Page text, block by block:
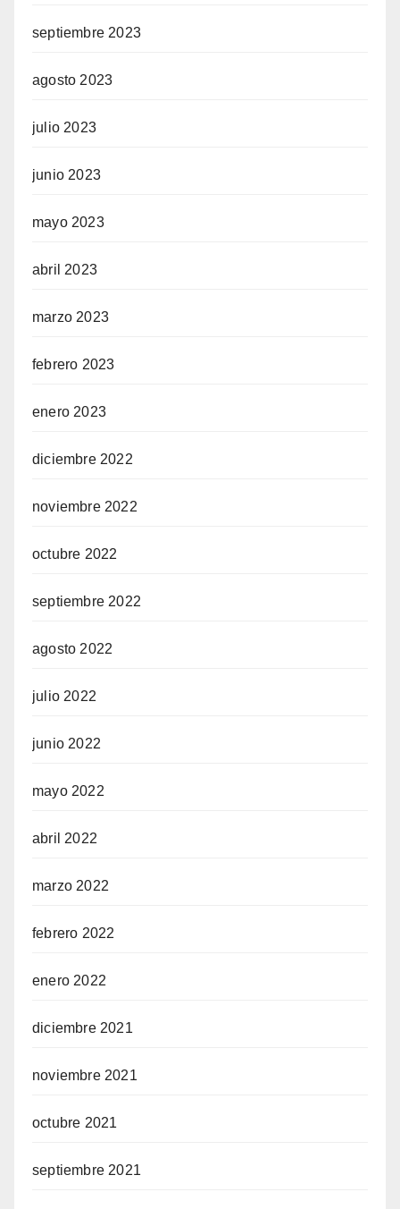
septiembre 2023
agosto 2023
julio 2023
junio 2023
mayo 2023
abril 2023
marzo 2023
febrero 2023
enero 2023
diciembre 2022
noviembre 2022
octubre 2022
septiembre 2022
agosto 2022
julio 2022
junio 2022
mayo 2022
abril 2022
marzo 2022
febrero 2022
enero 2022
diciembre 2021
noviembre 2021
octubre 2021
septiembre 2021